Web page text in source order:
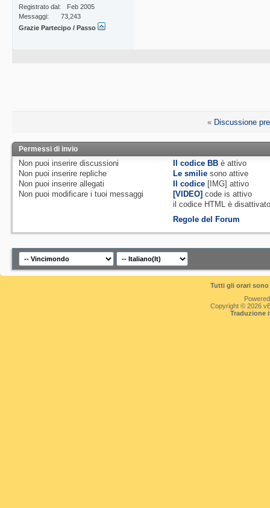
Registrato dal
Feb 2005
Messaggi
73,243
Grazie Partecipo / Passo
« Discussione
Permessi di invio
Non puoi inserire discussioni
Non puoi inserire repliche
Non puoi inserire allegati
Non puoi modificare i tuoi messaggi
Il codice BB èattivo
Le smilie sono attive
Il codice [IMG]attivo
[VIDEO] code isattivo
il codice HTML è
Regole del Forum
Tutti gli orari
Copyright © 2026
Traduzione